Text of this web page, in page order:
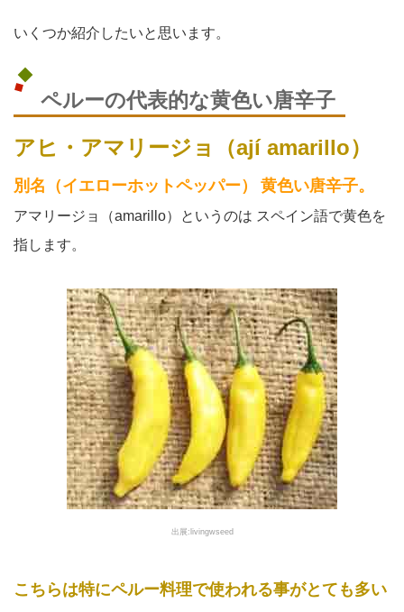
いくつか紹介したいと思います。
ペルーの代表的な黄色い唐辛子
アヒ・アマリージョ（ají amarillo）
別名（イエローホットペッパー） 黄色い唐辛子。
アマリージョ（amarillo）というのは スペイン語で黄色を
指します。
出展:livingwseed
こちらは特にペルー料理で使われる事がとても多い